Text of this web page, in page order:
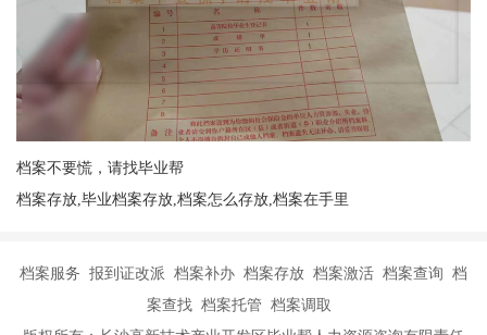
档案不要慌，请找毕业帮
档案存放,毕业档案存放,档案怎么存放,档案在手里
档案服务 报到证改派 档案补办 档案存放 档案激活 档案查询 档
案查找 档案托管 档案调取